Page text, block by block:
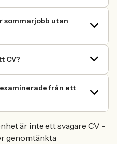
sommarjobb utan
CV?
från ett
är inte ett svagare CV –
genomtänkta